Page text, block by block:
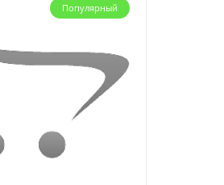
Популярный